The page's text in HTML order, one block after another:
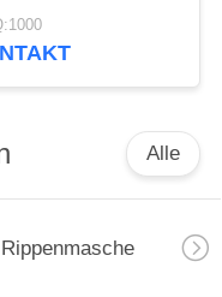
Alle